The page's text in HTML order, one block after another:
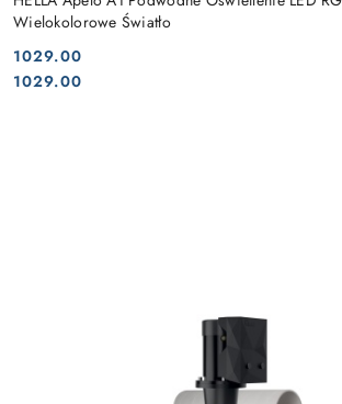
Wielokolorowe Światło
Cena:
1029.00
Cena:
1029.00